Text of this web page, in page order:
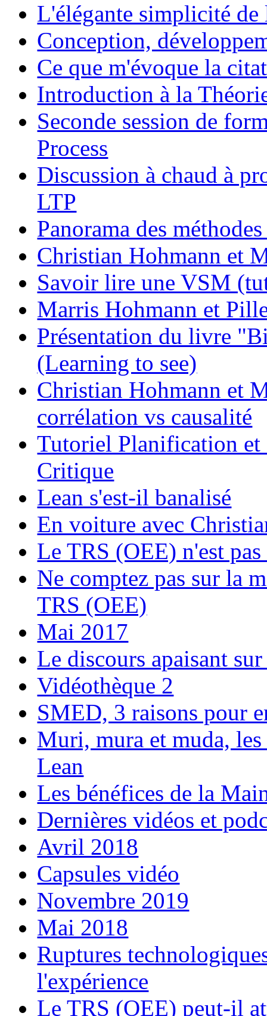
L'élégante simplicité de
Conception,
Ce que m'évoque la
Introduction à la
Seconde session de
Process
Discussion à chaud à
LTP
Panorama des
Christian Hohmann et
Savoir lire une VSM
Marris Hohmann et
Présentation du livre
(Learning to see)
Christian Hohmann et
corrélation vs causalité
Tutoriel Planification et
Critique
Lean s'est-il banalisé
En voiture avec
Le TRS (OEE) n'est
Ne comptez pas sur la
TRS (OEE)
Mai 2017
Le discours apaisant
Vidéothèque 2
SMED, 3 raisons pour
Muri, mura et muda,
Lean
Les bénéfices de la
Dernières vidéos et
Avril 2018
Capsules vidéo
Novembre 2019
Mai 2018
Ruptures
l'expérience
Le TRS (OEE) peut-il